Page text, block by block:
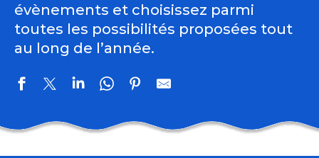
évènements et choisissez parmi
toutes les possibilités proposées tout
au long de l’année.